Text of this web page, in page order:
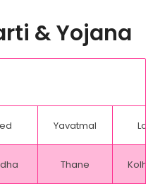
& Yojana
Yavatmal
Thane